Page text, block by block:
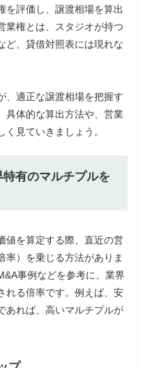
を評価し、譲渡相場を算出
業権とは、スタジオが持つ
ど、貸借対照表には現れな
、適正な譲渡相場を把握す
具体的な算出方法や、営業
見ていきましょう。
有のマルチプルを
値を算定する際、直近の営
率）を乗じる方法がありま
事例などを参考に、業界
れる倍率です。例えば、安
あれば、高いマルチプルが